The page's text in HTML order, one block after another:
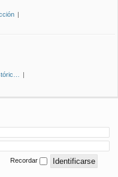
Recordar